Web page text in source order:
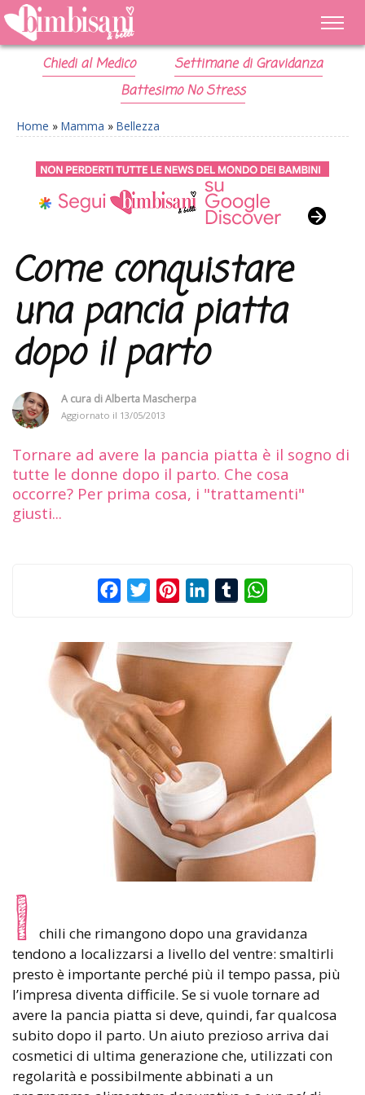
Chiedi al Medico
Settimane di Gravidanza
Battesimo No Stress
Home » Mamma » Bellezza
Come conquistare
una pancia piatta
dopo il parto
A cura diAlberta Mascherpa
Aggiornato il 13/05/2013
Tornare ad avere la pancia piatta è il sogno di
tutte le donne dopo il parto. Che cosa
occorre? Per prima cosa, i "trattamenti"
giusti...
FacebookTwitterPinterestLinkedInTumblr
I
chili che rimangono dopo una gravidanza
tendono a localizzarsi a livello del ventre: smaltirli
presto è importante perché più il tempo passa, più
l’impresa diventa difficile. Se si vuole tornare ad
avere la pancia piatta si deve, quindi, far qualcosa
subito dopo il parto. Un aiuto prezioso arriva dai
cosmetici di ultima generazione che, utilizzati con
regolarità e possibilmente abbinati a un